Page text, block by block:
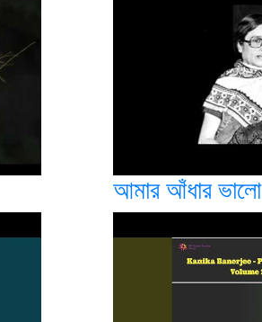
আমার আঁধার ভালো